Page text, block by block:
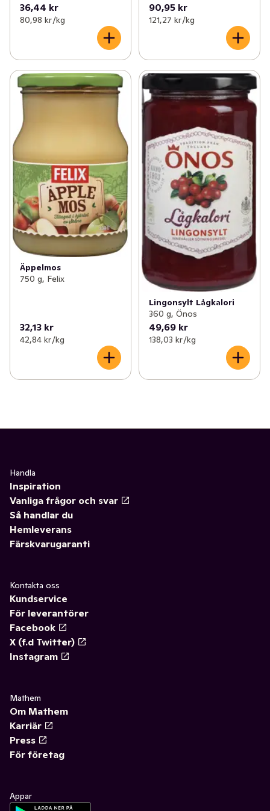
36,44 kr
80,98 kr /kg
90,95 kr
121,27 kr /kg
Äppelmos
750 g, Felix
32,13 kr
42,84 kr /kg
Lingonsylt Lågkalori
360 g, Önos
49,69 kr
138,03 kr /kg
Handla
Inspiration
Vanliga frågor och svar
Så handlar du
Hemleverans
Färskvarugaranti
Kontakta oss
Kundservice
För leverantörer
Facebook
X (f.d Twitter)
Instagram
Mathem
Om Mathem
Karriär
Press
För företag
Appar